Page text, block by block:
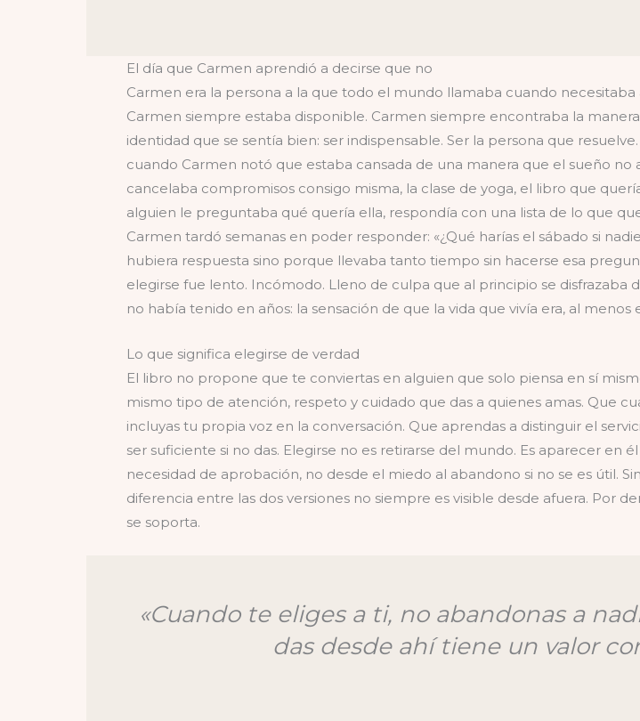
El día que Carmen aprendió a decirse que no
Carmen era la persona a la que todo el mundo llamaba cuando necesitaba
Carmen siempre estaba disponible. Carmen siempre encontraba la
identidad que se sentía bien: ser indispensable. Ser la persona que
cuando Carmen notó que estaba cansada de una manera que el sueño
cancelaba compromisos consigo misma, la clase de yoga, el libro que
alguien le preguntaba qué quería ella, respondía con una lista de lo que
Carmen tardó semanas en poder responder: «¿Qué harías el sábado si
hubiera respuesta sino porque llevaba tanto tiempo sin hacerse esa
elegirse fue lento. Incómodo. Lleno de culpa que al principio se disfrazaba
no había tenido en años: la sensación de que la vida que vivía era, al menos
Lo que significa elegirse de verdad
El libro no propone que te conviertas en alguien que solo piensa en sí
mismo tipo de atención, respeto y cuidado que das a quienes amas. Que
incluyas tu propia voz en la conversación. Que aprendas a distinguir el
ser suficiente si no das. Elegirse no es retirarse del mundo. Es aparecer en
necesidad de aprobación, no desde el miedo al abandono si no se es útil.
diferencia entre las dos versiones no siempre es visible desde afuera. Por
se soporta.
«Cuando te eliges a ti, no abandonas a
das desde ahí tiene un valor